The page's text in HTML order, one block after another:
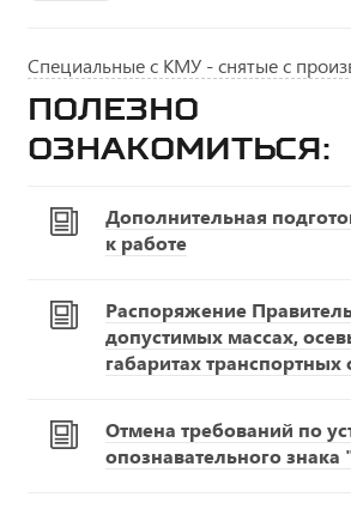
Специальные с КМУ - снятые с
Полезно
ознакомиться:
Дополнительная
к работе
Распоряжение
допустимых массах,
габаритах транспортных
Отмена требований по
опознавательного